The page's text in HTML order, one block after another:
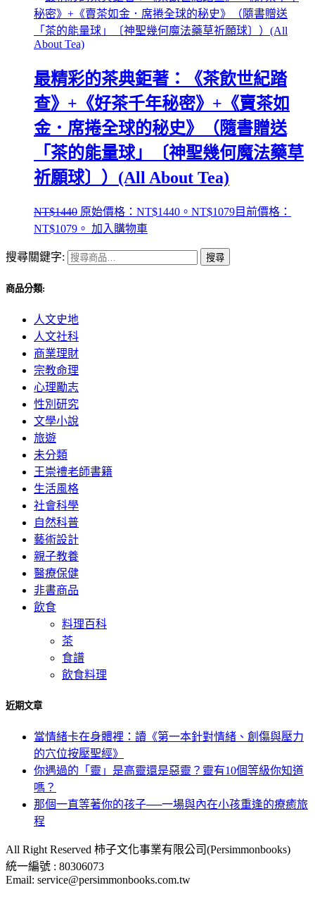
最精彩的茶典鉅著：《茶飲世紀踏
查》+《好茶千年秘密》+《賣茶如
金．席捲全球的秘史》（隨書贈送
「茶的能量球」〔神聖幾何魔法藥草
祈願球〕）(All About Tea)
NT$1440 原始價格：NT$1440。 NT$1079目前價格：
NT$1079。 加入購物車
搜尋關鍵字: 搜尋
商品分類:
人文史地
人文社科
商業理財
宗教命理
心理勵志
性別研究
文學小說
旅遊
未分類
王崇禮老師書籍
生活風格
社會科學
自然科普
藝術設計
親子教養
醫療保健
非書商品
飲食
料理百科
茶
食譜
飲食料理
近期文章
當情緒卡在身體裡：讀《第一本針對情緒、創傷與壓力
的穴位按壓聖經》
你遇過的「靈」是高靈還是惡靈？靈有10個等級你知道
嗎？
那個一直等著你的孩子──一場與內在小孩重逢的療癒旅
程
All Right Reserved 柿子文化事業有限公司(Persimmonbooks)
統一編號 : 80306073
Email: service@persimmonbooks.com.tw